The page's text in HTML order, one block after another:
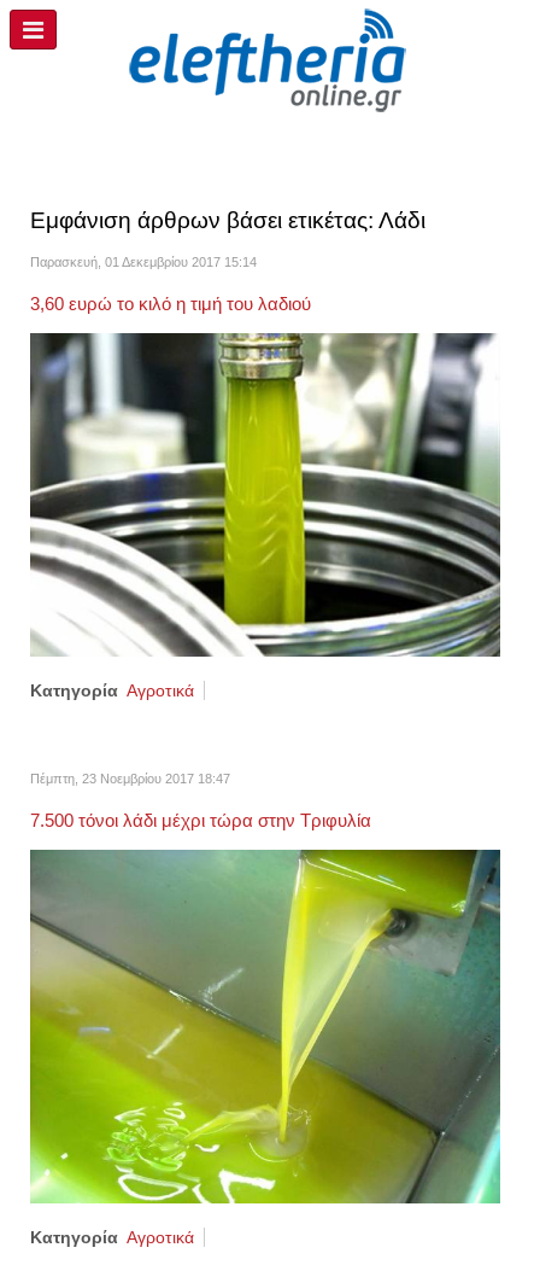
Εμφάνιση άρθρων βάσει ετικέτας: Λάδι
Παρασκευή, 01 Δεκεμβρίου 2017 15:14
3,60 ευρώ το κιλό η τιμή του λαδιού
Κατηγορία Αγροτικά
Πέμπτη, 23 Νοεμβρίου 2017 18:47
7.500 τόνοι λάδι μέχρι τώρα στην Τριφυλία
Κατηγορία Αγροτικά